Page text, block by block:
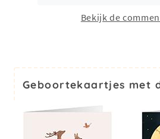
Bekijk de
Geboortekaartjes met